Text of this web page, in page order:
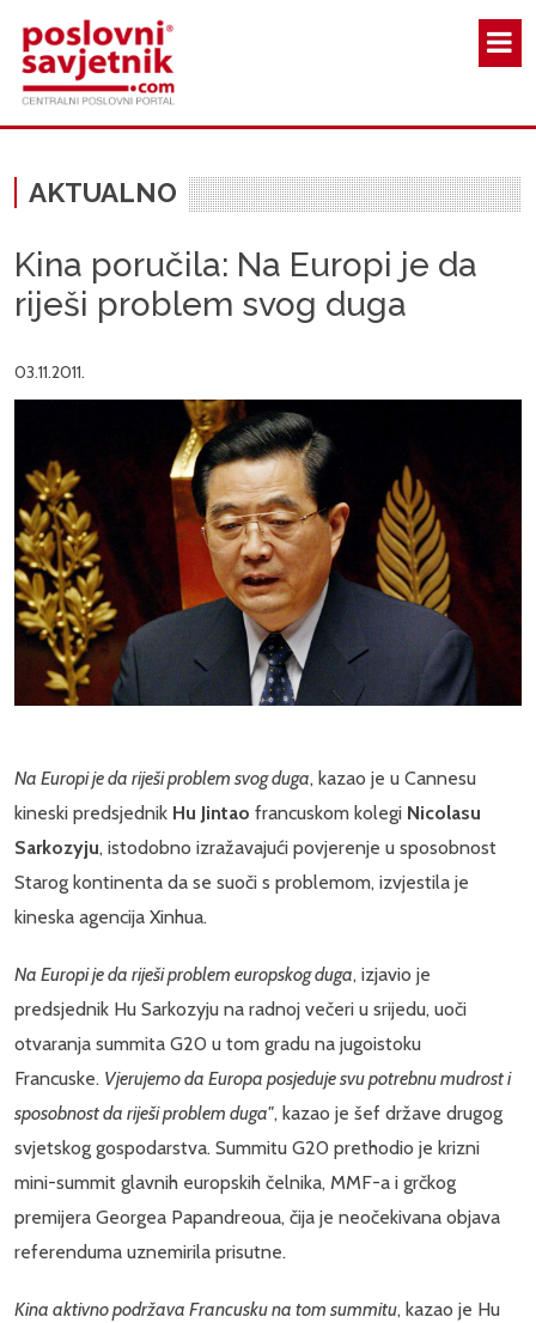
AKTUALNO
Kina poručila: Na Europi je da
riješi problem svog duga
03.11.2011.
Na Europi je da riješi problem svog duga, kazao je u Cannesu
kineski predsjednik Hu Jintao francuskom kolegi Nicolasu
Sarkozyju, istodobno izražavajući povjerenje u sposobnost
Starog kontinenta da se suoči s problemom, izvjestila je
kineska agencija Xinhua.
Na Europi je da riješi problem europskog duga, izjavio je
predsjednik Hu Sarkozyju na radnoj večeri u srijedu, uoči
otvaranja summita G20 u tom gradu na jugoistoku
Francuske. Vjerujemo da Europa posjeduje svu potrebnu mudrost i
sposobnost da riješi problem duga", kazao je šef države drugog
svjetskog gospodarstva. Summitu G20 prethodio je krizni
mini-summit glavnih europskih čelnika, MMF-a i grčkog
premijera Georgea Papandreoua, čija je neočekivana objava
referenduma uznemirila prisutne.
Kina aktivno podržava Francusku na tom summitu, kazao je Hu